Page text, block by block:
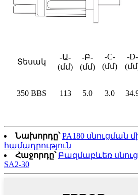
Տեսակ
-Ա-
(մմ)
-Բ-
(մմ)
-C-
(մմ)
-D-
350 BBS 113 5.0 3.0
Նախորդը՝ PA180 սնուցման
համադրություն
Հաջորդը՝ Բազմաբևեռ
SA2-30